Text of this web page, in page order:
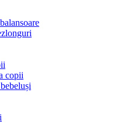
copii